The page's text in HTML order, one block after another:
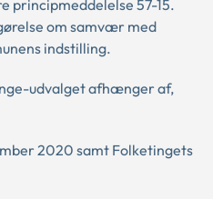
principmeddelelse 57-15.
om samvær med
indstilling.
udvalget afhænger af,
2020 samt Folketingets